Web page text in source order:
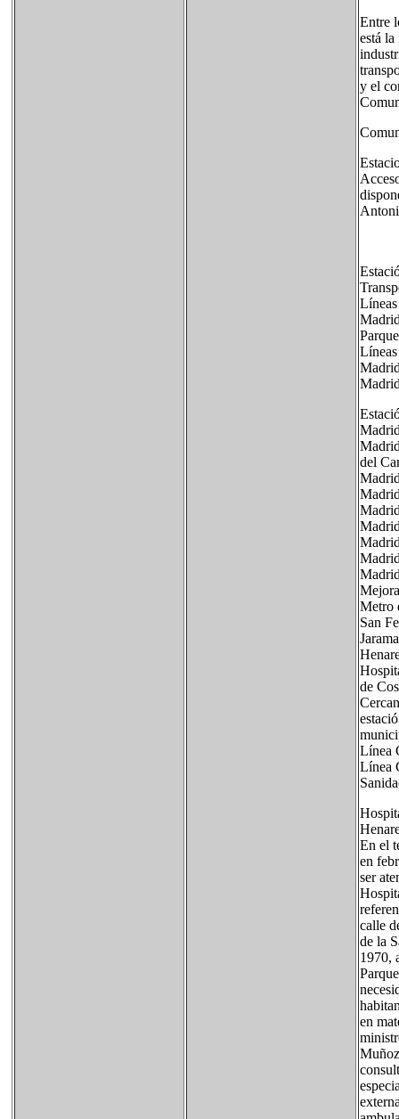
Entre
está
y el
del
Metro
San
de
Línea
Línea
En el
en
ser
calle
de la
1970,
en